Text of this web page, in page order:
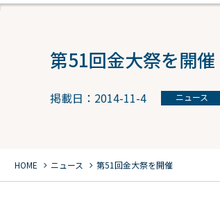
第51回金大祭を開催
掲載日：2014-11-4 ニュース
HOME chevron_right ニュース chevron_right 第51回金大祭を開催